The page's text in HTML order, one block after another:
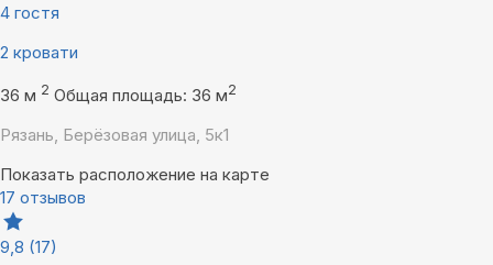
4 гостя
2 кровати
36 м 2 Общая площадь: 36 м2
Рязань, Берёзовая улица, 5к1
Показать расположение на карте
17 отзывов
9,8 (17)